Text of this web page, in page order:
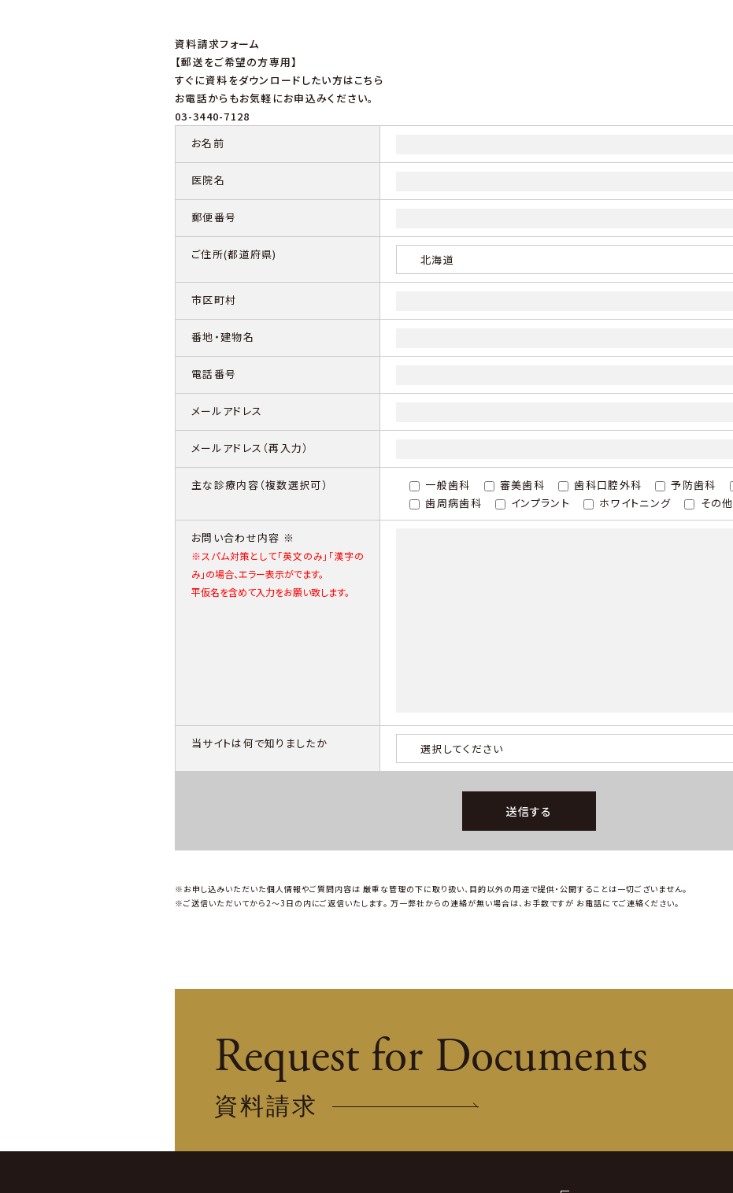
資料請求フォーム
【郵送をご希望の方専用】
すぐに資料をダウンロードしたい方はこちら
お電話からもお気軽にお申込みください。
03-3440-7128
お名前
医院名
郵便番号
ご住所(都道府県)
市区町村
番地・建物名
電話番号
メールアドレス
メールアドレス（再入力）
主な診療内容（複数選択可） 一般歯科 審美歯科 歯科口腔外科 予防歯科
歯周病歯科
インプラント ホワイトニング その他
お問い合わせ内容 ※
※スパム対策として「英文のみ」「漢字の
み」の場合、エラー表示がでます。
平仮名を含めて入力をお願い致します。
当サイトは何で知りましたか
※お申し込みいただいた個人情報やご質問内容は 厳重な管理の下に取り扱い、目的以外の用途で提供・公開することは一切ございません。
※ご送信いただいてから2～3日の内にご返信いたします。 万一弊社からの連絡が無い場合は、お手数ですが お電話にてご連絡ください。
Request for Documents
資料請求